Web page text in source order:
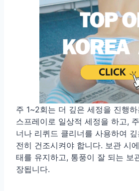
주 1~2회는 더 깊은 세정을 진행
스프레이로 일상적 세정을 하고,
너나 리퀴드 클리너를 사용하여
전히 건조시켜야 합니다. 보관 시
태를 유지하고, 통풍이 잘 되는 보
장됩니다.